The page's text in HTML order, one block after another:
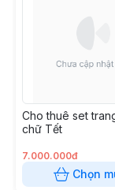
Cho thuê set
chữ Tết
7.000.000đ
Chọn